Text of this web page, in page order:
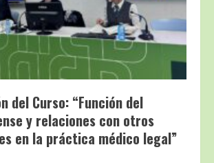
del Curso: “Función del
y relaciones con otros
en la práctica médico legal”